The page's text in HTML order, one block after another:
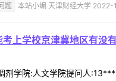
题 本站小编 天津财经大学
上学校京津冀地区有没
剂学院:人文学院提问人